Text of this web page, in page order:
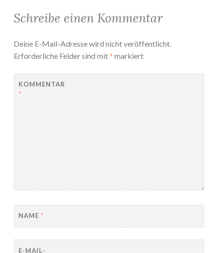
Schreibe einen Kommentar
Deine E-Mail-Adresse wird nicht veröffentlicht.
Erforderliche Felder sind mit* markiert
KOMMENTAR
*
NAME *
E-MAIL-